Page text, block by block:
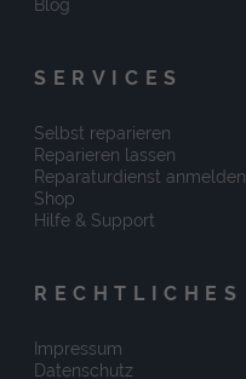
Blog
SERVICES
Selbst reparieren
Reparieren lassen
Reparaturdienst anmelden
Shop
Hilfe & Support
RECHTLICHES
Impressum
Datenschutz